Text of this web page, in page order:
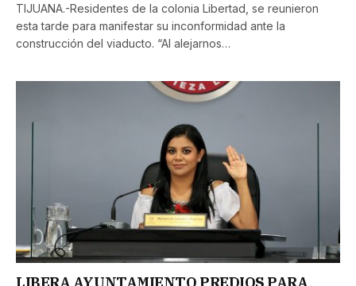
TIJUANA.-Residentes de la colonia Libertad, se reunieron
esta tarde para manifestar su inconformidad ante la
construcción del viaducto. “Al alejarnos…